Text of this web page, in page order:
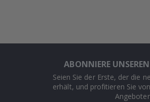
ABONNIERE
Seien Sie der Erste, der die
erhält, und profitieren Sie